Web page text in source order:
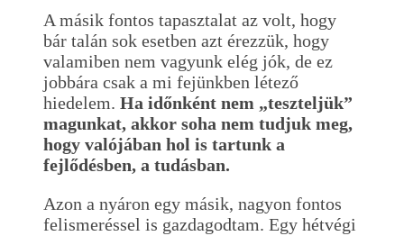
A másik fontos tapasztalat az volt, hogy
bár talán sok esetben azt érezzük, hogy
valamiben nem vagyunk elég jók, de ez
jobbára csak a mi fejünkben létező
hiedelem. Ha időnként nem „teszteljük”
magunkat, akkor soha nem tudjuk meg,
hogy valójában hol is tartunk a
fejlődésben, a tudásban.
Azon a nyáron egy másik, nagyon fontos
felismeréssel is gazdagodtam. Egy hétvégi